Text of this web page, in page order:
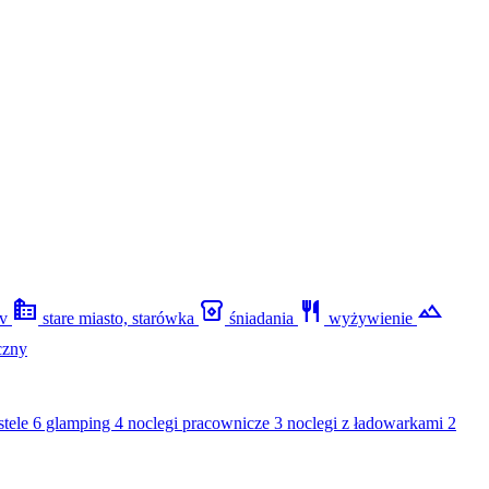
source_environment stare miasto, starówka breakfast_dining śniadania restaurant wyżywienie filter_hdr
6 glamping 4 noclegi pracownicze 3 noclegi z ładowarkami 2